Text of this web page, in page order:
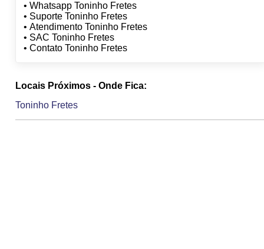
• Whatsapp Toninho Fretes
• Suporte Toninho Fretes
• Atendimento Toninho Fretes
• SAC Toninho Fretes
• Contato Toninho Fretes
Locais Próximos - Onde Fica:
Toninho Fretes